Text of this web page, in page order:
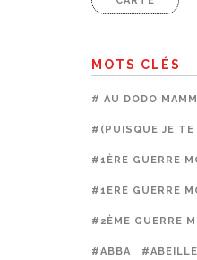
MOTS CLÉS
# AU DODO
#(PUISQUE JE TE
#1ÈRE GUERRE
#1ERE GUERRE
#2ÈME GUERRE
#ABBA